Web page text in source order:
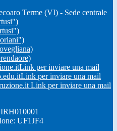
Terme (VI) - Sede centrale
Link per inviare una mail
Link per inviare una mail
Link per inviare una mail
UF1JF4